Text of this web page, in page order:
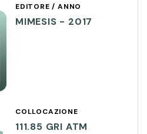
EDITORE / ANNO
MIMESIS - 2017
COLLOCAZIONE
111.85 GRI ATM